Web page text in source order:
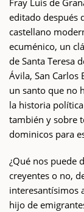
editado después
castellano
ecuménico, un
de Santa Teresa
Ávila, San Carlos
un santo que no
la historia
también y sobre
dominicos para
¿Qué nos puede
creyentes o no,
interesantísimos
hijo de